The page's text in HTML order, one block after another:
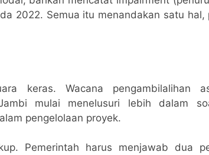
2022. Semua itu menandakan satu hal,
keras. Wacana pengambilalihan
mulai menelusuri lebih dalam
pengelolaan proyek.
Pemerintah harus menjawab dua